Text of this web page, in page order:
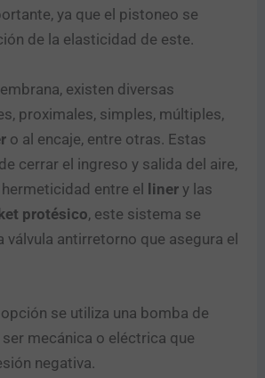
ya que el pistoneo se
de la elasticidad de este.
existen diversas
proximales, simples, múltiples,
o al encaje, entre otras. Estas
cerrar el ingreso y salida del aire,
entre el liner y las
protésico, este sistema se
válvula antirretorno que asegura el
se utiliza una bomba de
mecánica o eléctrica que
negativa.